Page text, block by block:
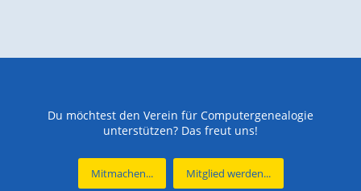
Du möchtest den Verein für Computergenealogie
unterstützen? Das freut uns!
Mitmachen... Mitglied werden...